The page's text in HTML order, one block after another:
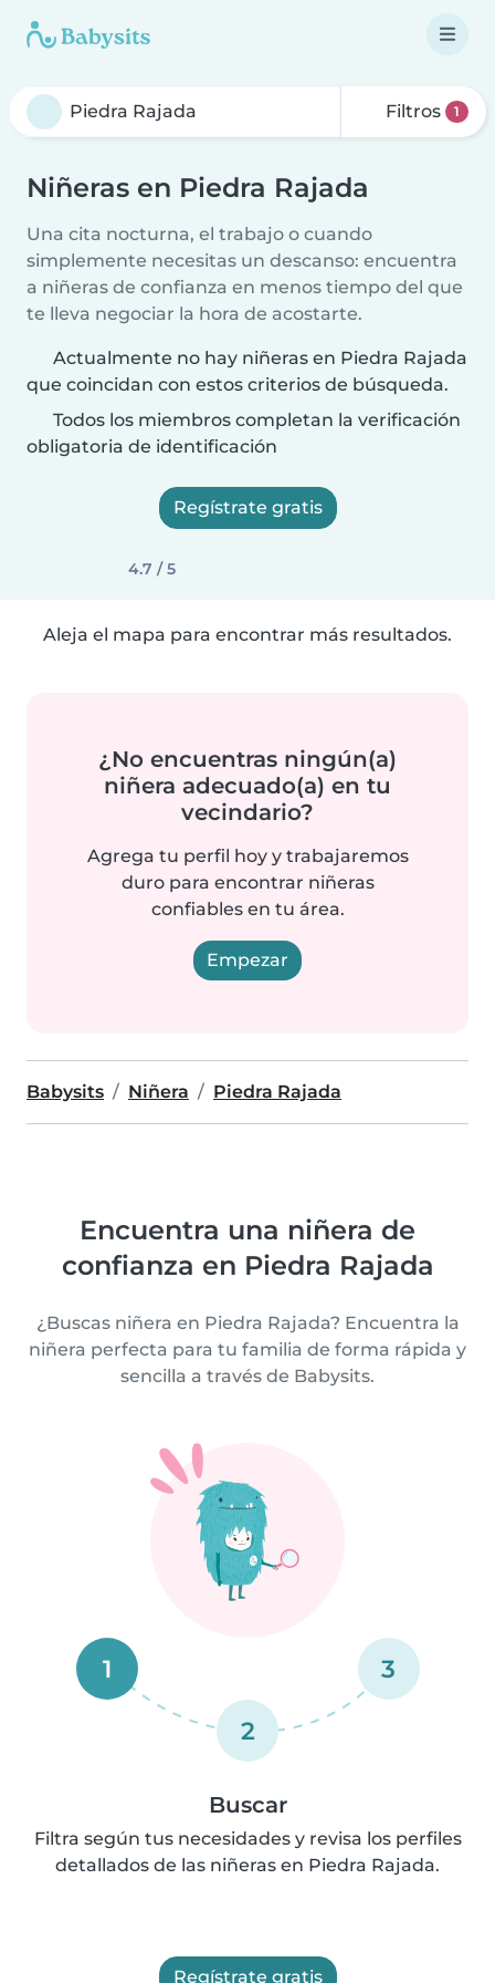
Filtros 1
Niñeras en Piedra Rajada
Una cita nocturna, el trabajo o cuando
simplemente necesitas un descanso: encuentra
a niñeras de confianza en menos tiempo del que
te lleva negociar la hora de acostarte.
Actualmente no hay niñeras en Piedra Rajada
que coincidan con estos criterios de búsqueda.
Todos los miembros completan la verificación
obligatoria de identificación
Regístrate gratis
4.7 / 5
Aleja el mapa para encontrar más resultados.
¿No encuentras ningún(a)
niñera adecuado(a) en tu
vecindario?
Agrega tu perfil hoy y trabajaremos
duro para encontrar niñeras
confiables en tu área.
Empezar
Babysits Niñera Piedra Rajada
Encuentra una niñera de
confianza en Piedra Rajada
¿Buscas niñera en Piedra Rajada? Encuentra la
niñera perfecta para tu familia de forma rápida y
sencilla a través de Babysits.
1
2
3
Buscar
Filtra según tus necesidades y revisa los perfiles
detallados de las niñeras en Piedra Rajada.
Regístrate gratis